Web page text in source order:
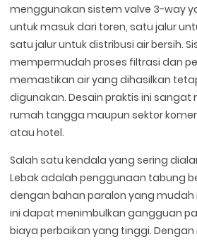
menggunakan sistem valve 3-way
untuk masuk dari toren, satu jalur
satu jalur untuk distribusi air bersih.
mempermudah proses filtrasi dan
memastikan air yang dihasilkan
digunakan. Desain praktis ini
rumah tangga maupun sektor
atau hotel.
Salah satu kendala yang sering
Lebak adalah penggunaan tabung
dengan bahan paralon yang mudah
ini dapat menimbulkan gangguan
biaya perbaikan yang tinggi. Dengan